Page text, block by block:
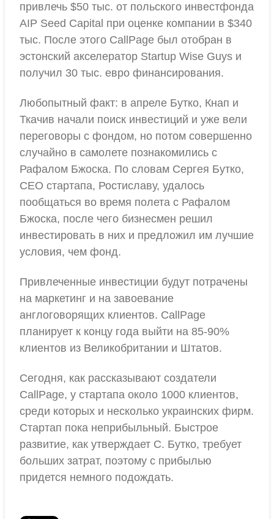
привлечь $50 тыс. от польского инвестфонда
AIP Seed Capital при оценке компании в $340
тыс. После этого CallPage был отобран в
эстонский акселератор Startup Wise Guys и
получил 30 тыс. евро финансирования.
Любопытный факт: в апреле Бутко, Кнап и
Ткачив начали поиск инвестиций и уже вели
переговоры с фондом, но потом совершенно
случайно в самолете познакомились с
Рафалом Бжоска. По словам Сергея Бутко,
СЕО стартапа, Ростиславу, удалось
пообщаться во время полета с Рафалом
Бжоска, после чего бизнесмен решил
инвестировать в них и предложил им лучшие
условия, чем фонд.
Привлеченные инвестиции будут потрачены
на маркетинг и на завоевание
англоговорящих клиентов. CallPage
планирует к концу года выйти на 85-90%
клиентов из Великобритании и Штатов.
Сегодня, как рассказывают создатели
CallPage, у стартапа около 1000 клиентов,
среди которых и несколько украинских фирм.
Стартап пока неприбыльный. Быстрое
развитие, как утверждает С. Бутко, требует
больших затрат, поэтому с прибылью
придется немного подождать.